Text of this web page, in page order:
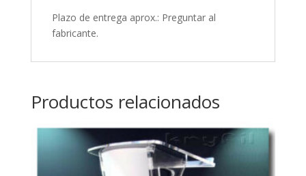
Plazo de entrega aprox.: Preguntar al
fabricante.
Productos relacionados